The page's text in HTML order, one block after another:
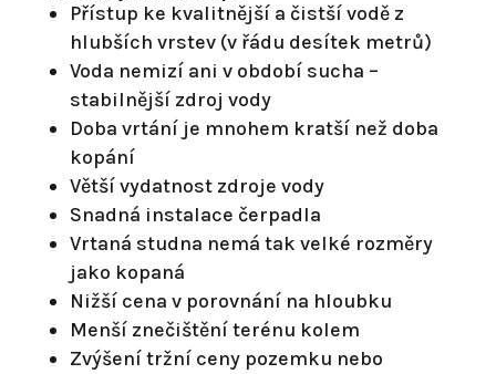
Přístup ke kvalitnější a čistší vodě z
hlubších vrstev (v řádu desítek metrů)
Voda nemizí ani v období sucha –
stabilnější zdroj vody
Doba vrtání je mnohem kratší než doba
kopání
Větší vydatnost zdroje vody
Snadná instalace čerpadla
Vrtaná studna nemá tak velké rozměry
jako kopaná
Nižší cena v porovnání na hloubku
Menší znečištění terénu kolem
Zvýšení tržní ceny pozemku nebo